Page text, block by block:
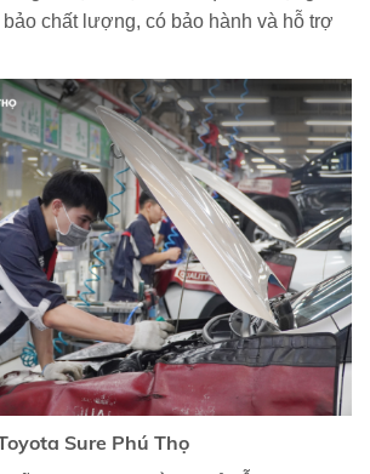
chất lượng, có bảo hành và hỗ trợ
Sure Phú Thọ